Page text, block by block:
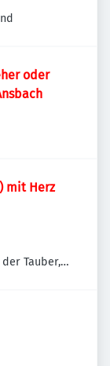
oder
mit Herz
Tauber,